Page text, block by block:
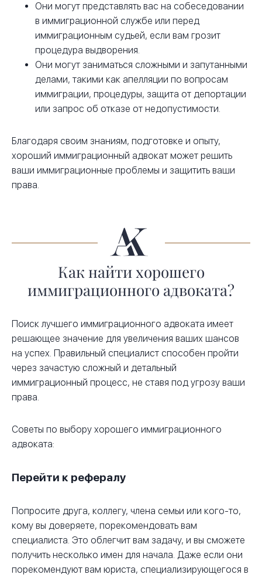
Они могут представлять вас на собеседовании
в иммиграционной службе или перед
иммиграционным судьей, если вам грозит
процедура выдворения.
Они могут заниматься сложными и запутанными
делами, такими как апелляции по вопросам
иммиграции, процедуры, защита от депортации
или запрос об отказе от недопустимости.
Благодаря своим знаниям, подготовке и опыту,
хороший иммиграционный адвокат может решить
ваши иммиграционные проблемы и защитить ваши
права.
Как найти хорошего
иммиграционного адвоката?
Поиск лучшего иммиграционного адвоката имеет
решающее значение для увеличения ваших шансов
на успех. Правильный специалист способен пройти
через зачастую сложный и детальный
иммиграционный процесс, не ставя под угрозу ваши
права.
Советы по выбору хорошего иммиграционного
адвоката:
Перейти к рефералу
Попросите друга, коллегу, члена семьи или кого-то,
кому вы доверяете, порекомендовать вам
специалиста. Это облегчит вам задачу, и вы сможете
получить несколько имен для начала. Даже если они
порекомендуют вам юриста, специализирующегося в